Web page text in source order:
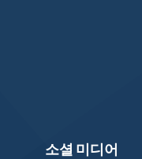
소셜 미디어